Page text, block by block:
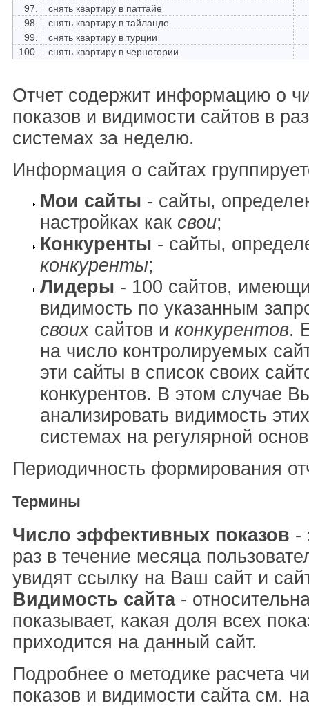
97.
снять квартиру в паттайе
98.
снять квартиру в тайланде
99.
снять квартиру в турции
100.
снять квартиру в черногории
Отчет содержит информацию о
показов и видимости сайтов в
системах за неделю.
Информация о сайтах
Мои сайты - сайты,
настройках как свои;
Конкуренты - сайты,
конкуренты;
Лидеры - 100 сайтов,
видимость по указанным
своих сайтов и конкурентов.
на число контролируемых
эти сайты в список своих
конкурентов. В этом случае
анализировать видимость
системах на регулярной
Периодичность формирования
Термины
Число эффективных показов -
раз в течение месяца
увидят ссылку на Ваш сайт и
Видимость сайта-
показывает, какая доля всех
приходится на данный сайт.
Подробнее о методике расчета
показов и видимости сайта см.